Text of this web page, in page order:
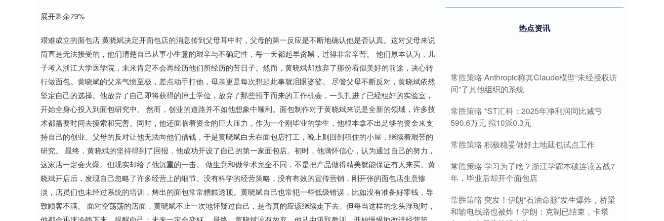
展开剩余79%
艰难成立的面包店 黄晓斌决定开面包店的消息传到父母耳中时，父母的第一反应是不断地确认他是否认真。这对父母来说
简直是无法接受的，他们清楚自己从事小生意的艰辛与不确定性，每一天都起早贪黑，过得非常辛苦。 他们原本认为，儿
子考入浙江大学医学院，未来肯定不会再经历他们所经历的苦日子。然而，黄晓斌却放弃了那份看似美好的前途，决心转
行做面包。黄晓斌的父亲气愤至极，差点动手打他，母亲更是每次想起此事就泪眼婆娑。 尽管父母不断反对，黄晓斌依然
坚定自己的选择。他放弃了自己即将获得的博士学位，放弃了那些招手而来的工作机会，一头扎进了已经租好的实验室，
开始全身心投入到面包研究中。 然而，创业的道路并不如他想象中顺利。面包制作对于黄晓斌来说是全新的领域，许多技
术都需要时间去摸索和完善。同时，他还面临着资金的巨大压力，作为一个刚毕业的学生，他根本拿不出足够的资金来支
持自己的创业。父母的反对让他无法向他们借钱，于是黄晓斌白天在面包店打工，晚上则回到租住的小屋，继续着艰苦的
研究。 最终，黄晓斌的坚持得到了回报，他成功开设了自己的第一家面包店。初时，他满怀信心，认为通过自己的努力，
这家店一定会火爆。但现实却给了他沉重的一击。 做生意和做学术完全不同，不是把产品做得精美就能保证有人来买。黄
晓斌开店后，发现自己忽略了许多经营上的细节。没有科学的经营策略，没有有效的宣传营销，刚开张的面包店生意惨
淡，店员们也未经过系统的培训，烤出的面包常常糟糕透顶。黄晓斌自己也常犯一些低级错误，比如没有准备好零钱，导
致顾客不满。 面对空荡荡的店面，黄晓斌不止一次地怀疑过自己，是否真的应该继续走下去。但每当这样的念头浮现时，
热点资讯
常胜策略 Anthropic称其Claude模型“未经授权访
问”了其他组织的系统
常胜策略 *ST汇科：2025年净利润同比减亏
590.6万元 拟10派0.3元
常胜策略 积极稳妥做好土地延包试点工作
常胜策略 学习为了啥？浙江学霸本硕连读苦战7
年，毕业后却开个面包店
常胜策略 突发！伊朗“石油命脉”发生爆炸，桥梁
和输电线路也被炸！伊朗：克制已结束，卡塔